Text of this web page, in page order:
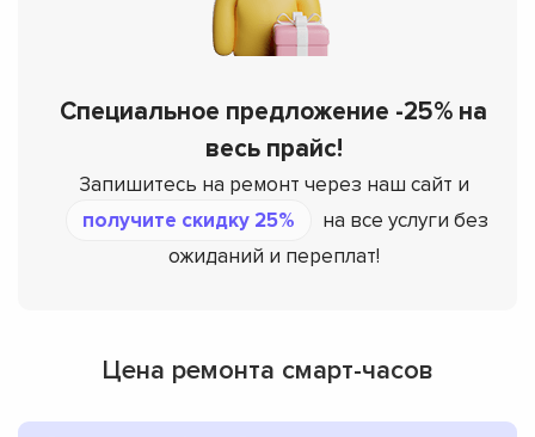
Специальное предложение -25% на
весь прайс!
Запишитесь на ремонт через наш сайт и
получите скидку 25%
на все услуги без
ожиданий и переплат!
Цена ремонта смарт-часов